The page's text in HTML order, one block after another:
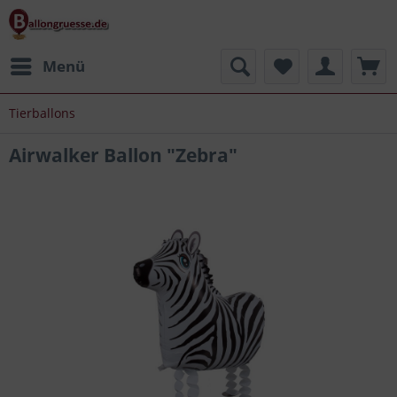
Menü
Tierballons
Airwalker Ballon "Zebra"